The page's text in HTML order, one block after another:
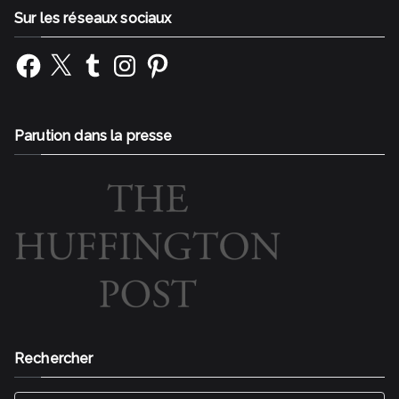
Sur les réseaux sociaux
Facebook
X TumblrInstagramPinterest
Parution dans la presse
Rechercher